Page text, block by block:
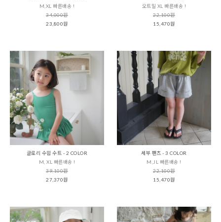
M,XL 빠른배송 !
34,000원
23,800원
오트밀 XL 빠른배송 !
22,100원
15,470원
글로리 수읨 수트 - 2 COLOR
M, XL 빠른배송 !
39,100원
27,370원
세부 팬츠 - 3 COLOR
M,JL 빠른배송 !
22,100원
15,470원